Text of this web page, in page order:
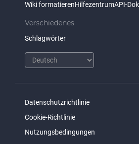
Wiki formatierenHilfezentrumAPI-
Verschiedenes
Schlagwörter
Datenschutzrichtlinie
Cookie-Richtlinie
Nutzungsbedingungen